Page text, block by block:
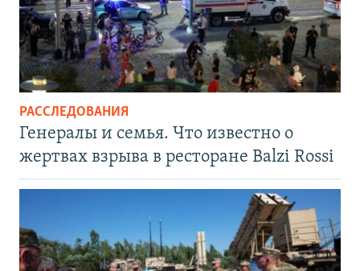
РАССЛЕДОВАНИЯ
Генералы и семья. Что известно о
жертвах взрыва в ресторане Balzi Rossi